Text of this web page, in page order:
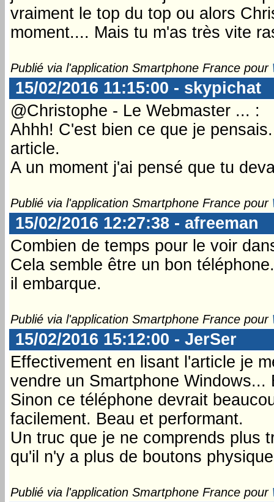
vraiment le top du top ou alors
moment.... Mais tu m'as très vite
Publié via l'application Smartphone France pour
15/02/2016 11:15:00 - skypichat
@Christophe - Le Webmaster ... :
Ahhh! C'est bien ce que je
article.
A un moment j'ai pensé que tu
Publié via l'application Smartphone France pour
15/02/2016 12:27:38 - afreeman
Combien de temps pour le voir
Cela semble être un bon
il embarque.
Publié via l'application Smartphone France pour
15/02/2016 15:12:00 - JerSer
Effectivement en lisant l'article je
vendre un Smartphone Windows...
Sinon ce téléphone devrait
facilement. Beau et performant.
Un truc que je ne comprends plus
qu'il n'y a plus de boutons
Publié via l'application Smartphone France pour